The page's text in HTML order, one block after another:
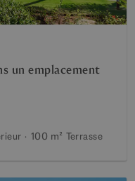
un emplacement
100 m² Terrasse